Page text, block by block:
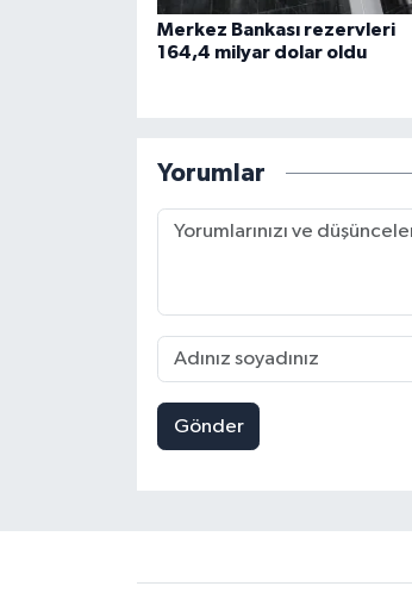
Merkez Bankası rezervleri
164,4 milyar dolar oldu
Yorumlar
Gönder